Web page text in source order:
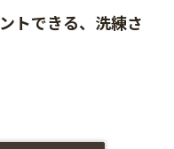
トできる、洗練さ